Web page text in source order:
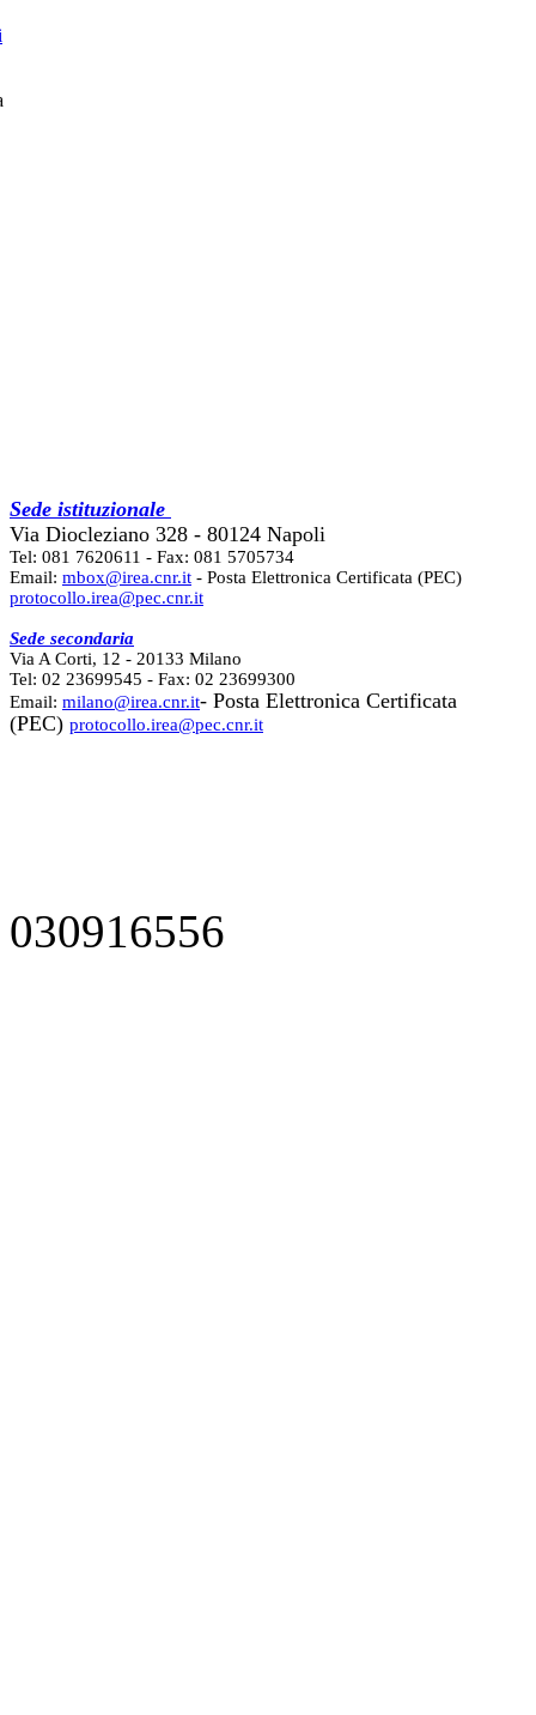
Sede istituzionale
Via Diocleziano 328 - 80124 Napoli
Tel: 081 7620611 - Fax: 081 5705734
Email: mbox@irea.cnr.it - Posta Elettronica Certificata (PEC)
protocollo.irea@pec.cnr.it
Sede secondaria
Via A Corti, 12 - 20133 Milano
Tel: 02 23699545 - Fax: 02 23699300
Email: milano@irea.cnr.it- Posta Elettronica Certificata
(PEC) protocollo.irea@pec.cnr.it
030916556